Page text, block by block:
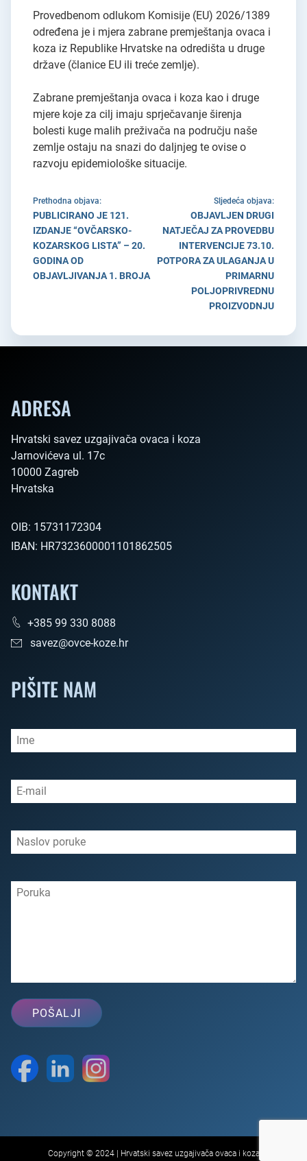
Provedbenom odlukom Komisije (EU) 2026/1389
određena je i mjera zabrane premještanja ovaca i
koza iz Republike Hrvatske na odredišta u druge
države (članice EU ili treće zemlje).
Zabrane premještanja ovaca i koza kao i druge
mjere koje za cilj imaju sprječavanje širenja
bolesti kuge malih preživača na području naše
zemlje ostaju na snazi do daljnjeg te ovise o
razvoju epidemiološke situacije.
Prethodna objava:
PUBLICIRANO JE 121.
IZDANJE “OVČARSKO-
KOZARSKOG LISTA” – 20.
GODINA OD
OBJAVLJIVANJA 1. BROJA
Sljedeća objava:
OBJAVLJEN DRUGI
NATJEČAJ ZA PROVEDBU
INTERVENCIJE 73.10.
POTPORA ZA ULAGANJA U
PRIMARNU
POLJOPRIVREDNU
PROIZVODNJU
ADRESA
Hrvatski savez uzgajivača ovaca i koza
Jarnovićeva ul. 17c
10000 Zagreb
Hrvatska
OIB: 15731172304
IBAN: HR7323600001101862505
KONTAKT
+385 99 330 8088
savez@ovce-koze.hr
PIŠITE NAM
Copyright © 2024 | Hrvatski savez uzgajivača ovaca i koza